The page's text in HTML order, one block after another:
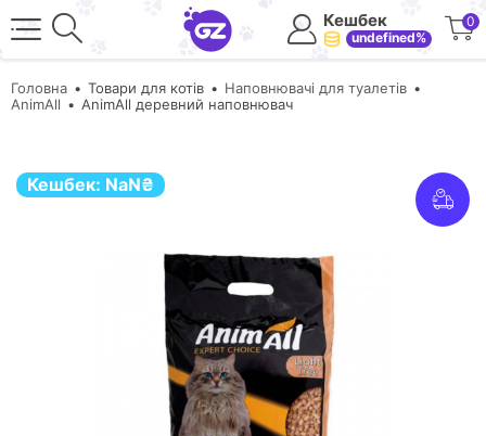
Кешбек
undefined%
0
Головна Товари для котів
Наповнювачі для туалетів
AnimAll
AnimAll деревний наповнювач
Кешбек: NaN₴